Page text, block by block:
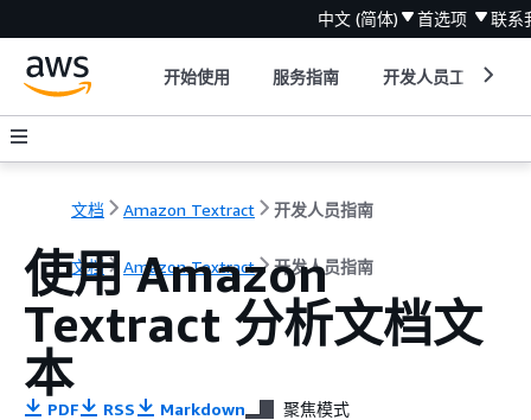
中文 (简体) 首选项 联系
开始使用 服务指南 开发人员工具
文档 Amazon Textract 开发人员指南
文档 Amazon Textract 开发人员指南
使用 Amazon
Textract 分析文档文
本
PDF RSS Markdown 聚焦模式